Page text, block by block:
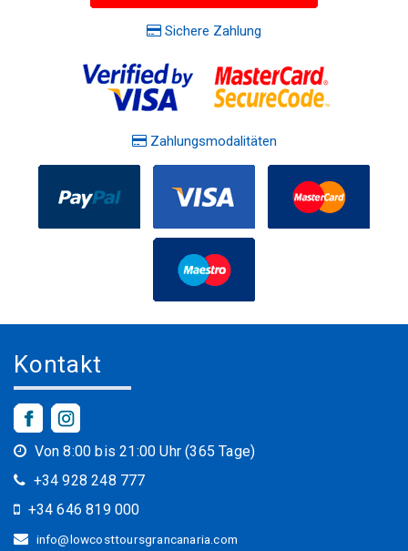
Sichere Zahlung
Zahlungsmodalitäten
Kontakt
Von 8:00 bis 21:00 Uhr (365 Tage)
+34 928 248 777
+34 646 819 000
info@lowcosttoursgrancanaria.com